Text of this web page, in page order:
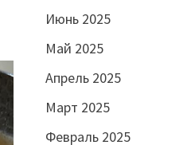
Июнь 2025
Май 2025
Апрель 2025
Март 2025
Февраль 2025